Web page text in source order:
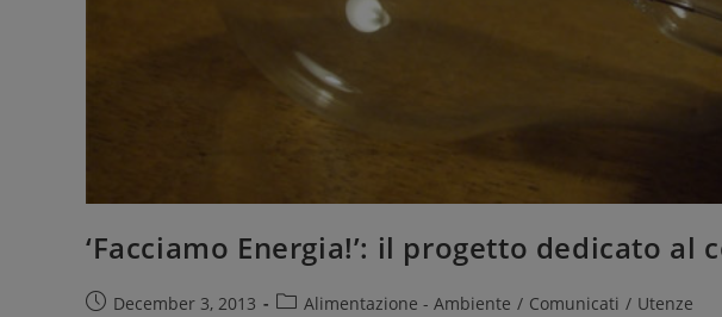
‘Facciamo Energia!’: il progetto dedicato al
December 3, 2013 Alimentazione - Ambiente / Comunicati / Utenze